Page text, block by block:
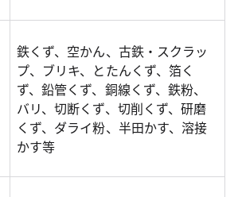
鉄くず、空かん、古鉄・スクラッ
プ、ブリキ、とたんくず、箔く
ず、鉛管くず、銅線くず、鉄粉、
バリ、切断くず、切削くず、研磨
くず、ダライ粉、半田かす、溶接
かす等